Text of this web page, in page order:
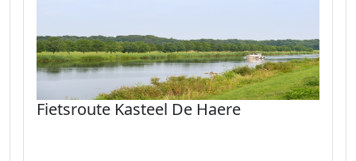
Fietsroute Kasteel De Haere